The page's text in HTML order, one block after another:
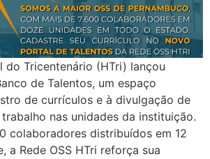
do Tricentenário (HTri) lançou
de Talentos, um espaço
de currículos e à divulgação de
nas unidades da instituição.
colaboradores distribuídos em 12
a Rede OSS HTri reforça sua